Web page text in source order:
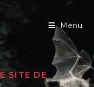
Menu
SITE DE